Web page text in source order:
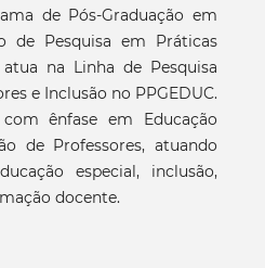
de Pós-Graduação em
de Pesquisa em Práticas
na Linha de Pesquisa
e Inclusão no PPGEDUC.
ênfase em Educação
de Professores, atuando
especial, inclusão,
docente.